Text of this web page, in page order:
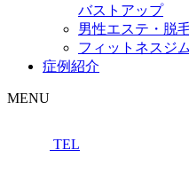
バストアップ
男性エステ・脱
フィットネスジム
症例紹介
MENU
TEL